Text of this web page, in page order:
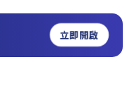
立即開啟